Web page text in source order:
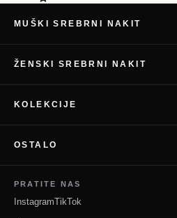
MUŠKI SREBRNI NAKIT
ŽENSKI SREBRNI NAKIT
KOLEKCIJE
OSTALO
PRATITE NAS
InstagramTikTok